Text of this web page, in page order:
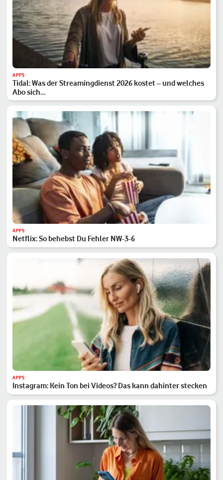
APPS
Tidal: Was der Streamingdienst 2026 kostet – und welches
Abo sich…
APPS
Netflix: So behebst Du Fehler NW-3-6
APPS
Instagram: Kein Ton bei Videos? Das kann dahinter stecken